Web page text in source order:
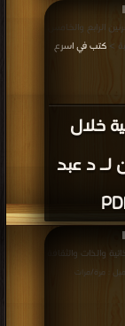
خلال
لـ د عبد
الرابع والخامس
كتب في اسرع
والذات والثقافة
: مرة/مرات